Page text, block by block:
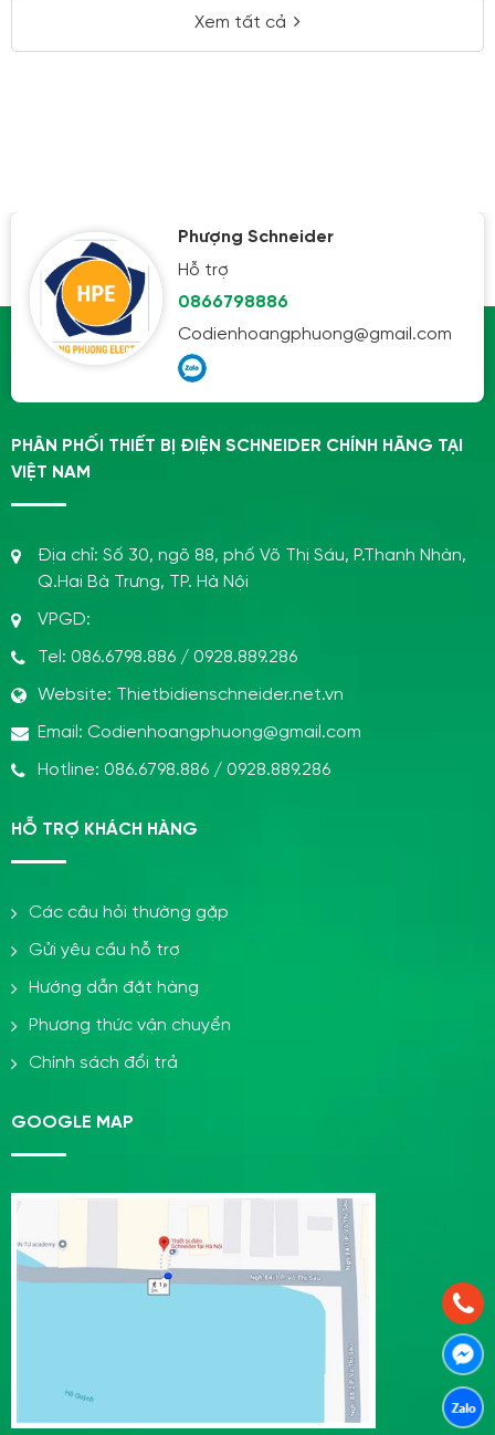
Xem tất cả
Phượng Schneider
Hỗ trợ
0866798886
Codienhoangphuong@gmail.com
PHÂN PHỐI THIẾT BỊ ĐIỆN SCHNEIDER CHÍNH HÃNG TẠI
VIỆT NAM
Địa chỉ: Số 30, ngõ 88, phố Võ Thị Sáu, P.Thanh Nhàn,
Q.Hai Bà Trưng, TP. Hà Nội
VPGD:
Tel: 086.6798.886 / 0928.889.286
Website: Thietbidienschneider.net.vn
Email: Codienhoangphuong@gmail.com
Hotline: 086.6798.886 / 0928.889.286
HỖ TRỢ KHÁCH HÀNG
Các câu hỏi thường gặp
Gửi yêu cầu hỗ trợ
Hướng dẫn đặt hàng
Phương thức vận chuyển
Chính sách đổi trả
GOOGLE MAP